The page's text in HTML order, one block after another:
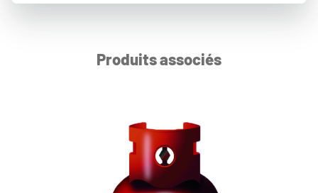
Produits associés